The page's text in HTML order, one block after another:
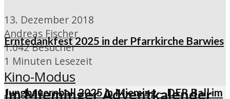
Erntedankfest 2025 in der Pfarrkirche Barwies
Jungbauernball 2025 in Mieming – DER Ball im
13. Dezember 2018
Andreas Fischer
1.042 Besucher
1 Minuten Lesezeit
Kino-Modus
Im Mieminger Adventkalender